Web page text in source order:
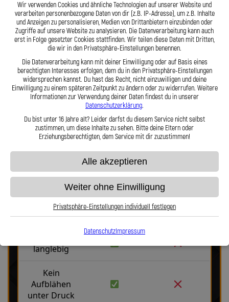
Stahlflex vs. Gummi
Fakten Stahlflex Gummi
langlebig
Kein
Aufblähen
unter Druck
Anschlüsse ermöglichen eine spannungsfreie, saubere Verlegung wie
Orig. – ein besonderes Merkmal aus der Entwicklung von Lothar
Spiegler. Jede Leitung wird millimetergenau gefertigt, geprüft und
exakt auf Ihr Motorrad abgestimmt – ob als Sonderanfertigung oder
anbaufertiges Stahlflex-Kit. Mit den Stahlflex-Kupplungsleitungen von
Lothar Spiegler Kfz-Leitungen GmbH setzen Sie auf deutsche
Handwerksqualität, über 35 Jahre Erfahrung und ein Produkt, das
Haltbarkeit, Präzision und Fahrgefühl auf höchstem Niveau vereint.
Hier zu unserem Video „Stahlflex vs. Gummi“
Wir verwenden Cookies und ähnliche Technologien auf unserer Website und
verarbeiten personenbezogene Daten von dir (z.B. IP-Adresse), um z.B. Inhalte
und Anzeigen zu personalisieren, Medien von Drittanbietern einzubinden oder
Zugriffe auf unsere Website zu analysieren. Die Datenverarbeitung kann auch
erst in Folge gesetzter Cookies stattfinden. Wir teilen diese Daten mit Dritten,
die wir in den Privatsphäre-Einstellungen benennen.
Die Datenverarbeitung kann mit deiner Einwilligung oder auf Basis eines
berechtigten Interesses erfolgen, dem du in den Privatsphäre-Einstellungen
widersprechen kannst. Du hast das Recht, nicht einzuwilligen und deine
Einwilligung zu einem späteren Zeitpunkt zu ändern oder zu widerrufen. Weitere
Informationen zur Verwendung deiner Daten findest du in unserer
Datenschutzerklärung.
Du bist unter 16 Jahre alt? Leider darfst du diesem Service nicht selbst
zustimmen, um diese Inhalte zu sehen. Bitte deine Eltern oder
Erziehungsberechtigten, dem Service mit dir zuzustimmen!
Alle akzeptieren
Weiter ohne Einwilligung
Privatsphäre-Einstellungen individuell festlegen
DatenschutzImpressum